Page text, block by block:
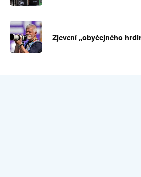
Zjevení „obyčejného